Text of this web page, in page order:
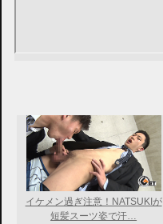
イケメン過ぎ注意！NATSUKIが
短髪スーツ姿で汗…